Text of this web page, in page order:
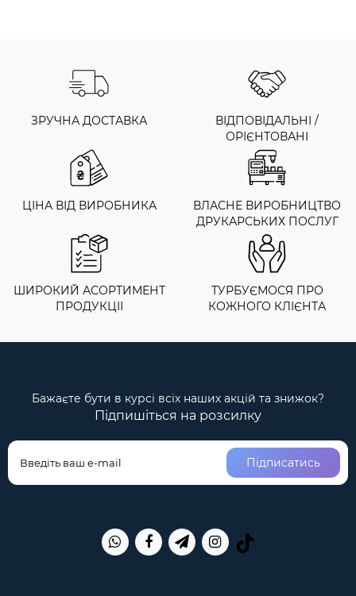
ЗРУЧНА ДОСТАВКА
ВІДПОВІДАЛЬНІ /
ОРІЄНТОВАНІ
ЦІНА ВІД ВИРОБНИКА
ВЛАСНЕ ВИРОБНИЦТВО
ДРУКАРСЬКИХ ПОСЛУГ
ШИРОКИЙ АСОРТИМЕНТ
ПРОДУКЦІІ
ТУРБУЄМОСЯ ПРО
КОЖНОГО КЛІЄНТА
Бажаєте бути в курсі всіх наших акцій та знижок?
Підпишіться на розсилку
Підписатись